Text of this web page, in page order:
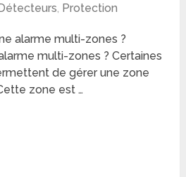
Détecteurs, Protection
alarme multi-zones ?
multi-zones ? Certaines
de gérer une zone
zone est …